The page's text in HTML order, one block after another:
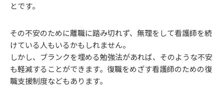
とです。
その不安のために離職に踏み切れず、無理をして看護師を続
けている人もいるかもしれません。
しかし、ブランクを埋める勉強法があれば、そのような不安
も軽減することができます。復職をめざす看護師のための復
職支援制度などもあります。